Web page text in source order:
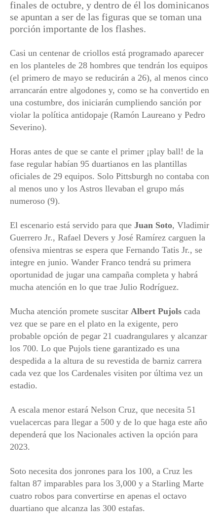
finales de octubre, y dentro de él los dominicanos
se apuntan a ser de las figuras que se toman una
porción importante de los flashes.
Casi un centenar de criollos está programado aparecer
en los planteles de 28 hombres que tendrán los equipos
(el primero de mayo se reducirán a 26), al menos cinco
arrancarán entre algodones y, como se ha convertido en
una costumbre, dos iniciarán cumpliendo sanción por
violar la política antidopaje (Ramón Laureano y Pedro
Severino).
Horas antes de que se cante el primer ¡play ball! de la
fase regular habían 95 duartianos en las plantillas
oficiales de 29 equipos. Solo Pittsburgh no contaba con
al menos uno y los Astros llevaban el grupo más
numeroso (9).
El escenario está servido para que Juan Soto, Vladimir
Guerrero Jr., Rafael Devers y José Ramírez carguen la
ofensiva mientras se espera que Fernando Tatis Jr., se
integre en junio. Wander Franco tendrá su primera
oportunidad de jugar una campaña completa y habrá
mucha atención en lo que trae Julio Rodríguez.
Mucha atención promete suscitar Albert Pujols cada
vez que se pare en el plato en la exigente, pero
probable opción de pegar 21 cuadrangulares y alcanzar
los 700. Lo que Pujols tiene garantizado es una
despedida a la altura de su revestida de barniz carrera
cada vez que los Cardenales visiten por última vez un
estadio.
A escala menor estará Nelson Cruz, que necesita 51
vuelacercas para llegar a 500 y de lo que haga este año
dependerá que los Nacionales activen la opción para
2023.
Soto necesita dos jonrones para los 100, a Cruz les
faltan 87 imparables para los 3,000 y a Starling Marte
cuatro robos para convertirse en apenas el octavo
duartiano que alcanza las 300 estafas.